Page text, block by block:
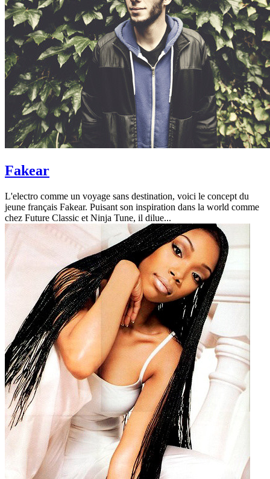
Fakear
L'electro comme un voyage sans destination, voici le concept du
jeune français Fakear. Puisant son inspiration dans la world comme
chez Future Classic et Ninja Tune, il dilue...